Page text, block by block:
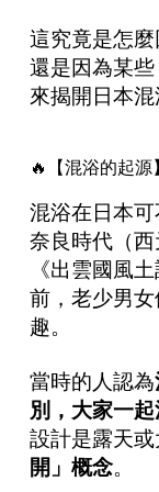
這究竟是怎
還是因為某
來揭開日本混
🔥【混浴的起源
混浴在日本
奈良時代（
《出雲國風
前，老少男
趣。
當時的人認為
別，大家一
設計是露天或
開」概念。